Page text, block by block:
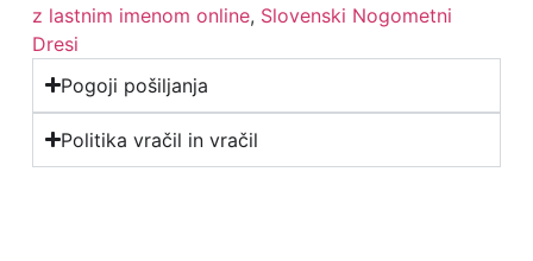
z lastnim imenom online, Slovenski Nogometni
Dresi
Pogoji pošiljanja
Politika vračil in vračil